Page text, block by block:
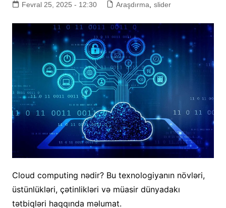
Fevral 25, 2025 - 12:30 Araşdırma slider
Cloud computing nədir? Bu texnologiyanın növləri,
üstünlükləri, çətinlikləri və müasir dünyadakı
tətbiqləri haqqında məlumat.